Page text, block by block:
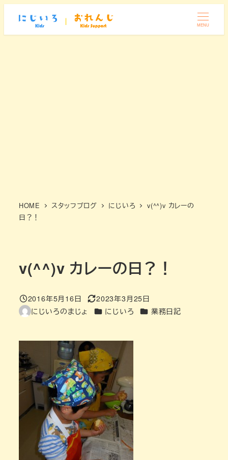
MENU
HOME スタッフブログ にじいろ
v(^^)v カレーの
日？！
v(^^)v カレーの日？！
投稿日
2016年5月16日
更新日
2023年3月25日
著
にじいろのまじょ カテゴリー
にじいろ カテゴリー
業務日記